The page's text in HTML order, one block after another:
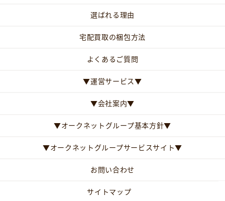
選ばれる理由
宅配買取の梱包方法
よくあるご質問
▼運営サービス▼
▼会社案内▼
▼オークネットグループ基本方針▼
▼オークネットグループサービスサイト▼
お問い合わせ
サイトマップ